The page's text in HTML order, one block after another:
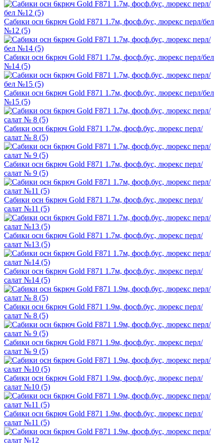
Сабики осн 6крюч Gold F871 1.7м, фосф.бус, люрекс перл/бел
№12 (5)
Сабики осн 6крюч Gold F871 1.7м, фосф.бус, люрекс перл/бел
№14 (5)
Сабики осн 6крюч Gold F871 1.7м, фосф.бус, люрекс перл/бел
№15 (5)
Сабики осн 6крюч Gold F871 1.7м, фосф.бус, люрекс перл/
салат № 8 (5)
Сабики осн 6крюч Gold F871 1.7м, фосф.бус, люрекс перл/
салат № 9 (5)
Сабики осн 6крюч Gold F871 1.7м, фосф.бус, люрекс перл/
салат №11 (5)
Сабики осн 6крюч Gold F871 1.7м, фосф.бус, люрекс перл/
салат №13 (5)
Сабики осн 6крюч Gold F871 1.7м, фосф.бус, люрекс перл/
салат №14 (5)
Сабики осн 6крюч Gold F871 1.9м, фосф.бус, люрекс перл/
салат № 8 (5)
Сабики осн 6крюч Gold F871 1.9м, фосф.бус, люрекс перл/
салат № 9 (5)
Сабики осн 6крюч Gold F871 1.9м, фосф.бус, люрекс перл/
салат №10 (5)
Сабики осн 6крюч Gold F871 1.9м, фосф.бус, люрекс перл/
салат №11 (5)